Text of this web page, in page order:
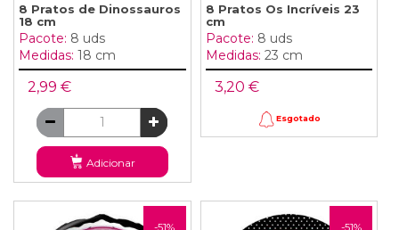
8 Pratos de Dinossauros
18 cm
Pacote: 8 uds
Medidas: 18 cm
2,99 €
Adicionar
8 Pratos Os Incríveis 23
cm
Pacote: 8 uds
Medidas: 23 cm
3,20 €
Esgotado
-51% -51%